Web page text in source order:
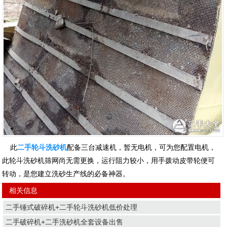
此二手轮斗洗砂机配备三台减速机，暂无电机，可为您配置电机，
此轮斗洗砂机筛网尚无需更换，运行阻力较小，用手拨动皮带轮便可
转动，是您建立洗砂生产线的必备神器。
相关信息
二手锤式破碎机+二手轮斗洗砂机低价处理
二手破碎机+二手洗砂机全套设备出售